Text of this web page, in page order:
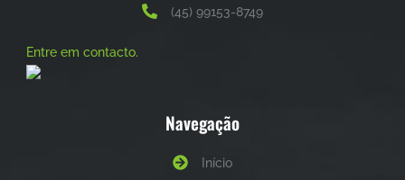
(45) 99153-8749
Entre em contacto.
Navegação
Início